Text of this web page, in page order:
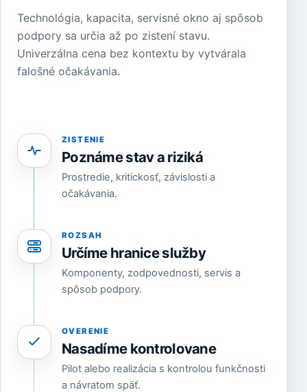
Technológia, kapacita, servisné okno aj spôsob
podpory sa určia až po zistení stavu.
Univerzálna cena bez kontextu by vytvárala
falošné očakávania.
ZISTENIE
Poznáme stav a riziká
Prostredie, kritickosť, závislosti a
očakávania.
ROZSAH
Určíme hranice služby
Komponenty, zodpovednosti, servis a
spôsob podpory.
OVERENIE
Nasadíme kontrolovane
Pilot alebo realizácia s kontrolou funkčnosti
a návratom späť.